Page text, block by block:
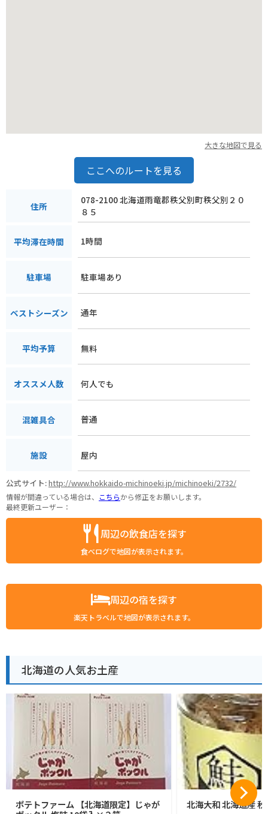
大きな地図で見る
ここへのルートを見る
住所
078-2100 北海道雨竜郡秩父別町秩父別２０
８５
平均滞在時間 1時間
駐車場 駐車場あり
ベストシーズン 通年
平均予算 無料
オススメ人数 何人でも
混雑具合 普通
施設 屋内
公式サイト:http://www.hokkaido-michinoeki.jp/michinoeki/2732/
情報が間違っている場合は、 こちらから修正をお願いします。
最終更新ユーザー：
周辺の飲食店を探す
食べログで地図が表示されます。
周辺の宿を探す
楽天トラベルで地図が表示されます。
北海道の人気お土産
ポテトファーム 【北海道限定】じゃが
北海大和 北海道産